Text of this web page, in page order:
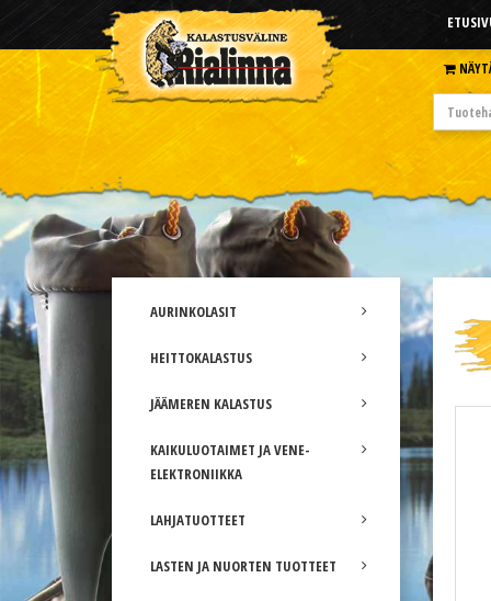
AURINKOLASIT
HEITTOKALASTUS
JÄÄMEREN KALASTUS
KAIKULUOTAIMET JA VENE-
ELEKTRONIIKKA
LAHJATUOTTEET
LASTEN JA NUORTEN TUOTTEET